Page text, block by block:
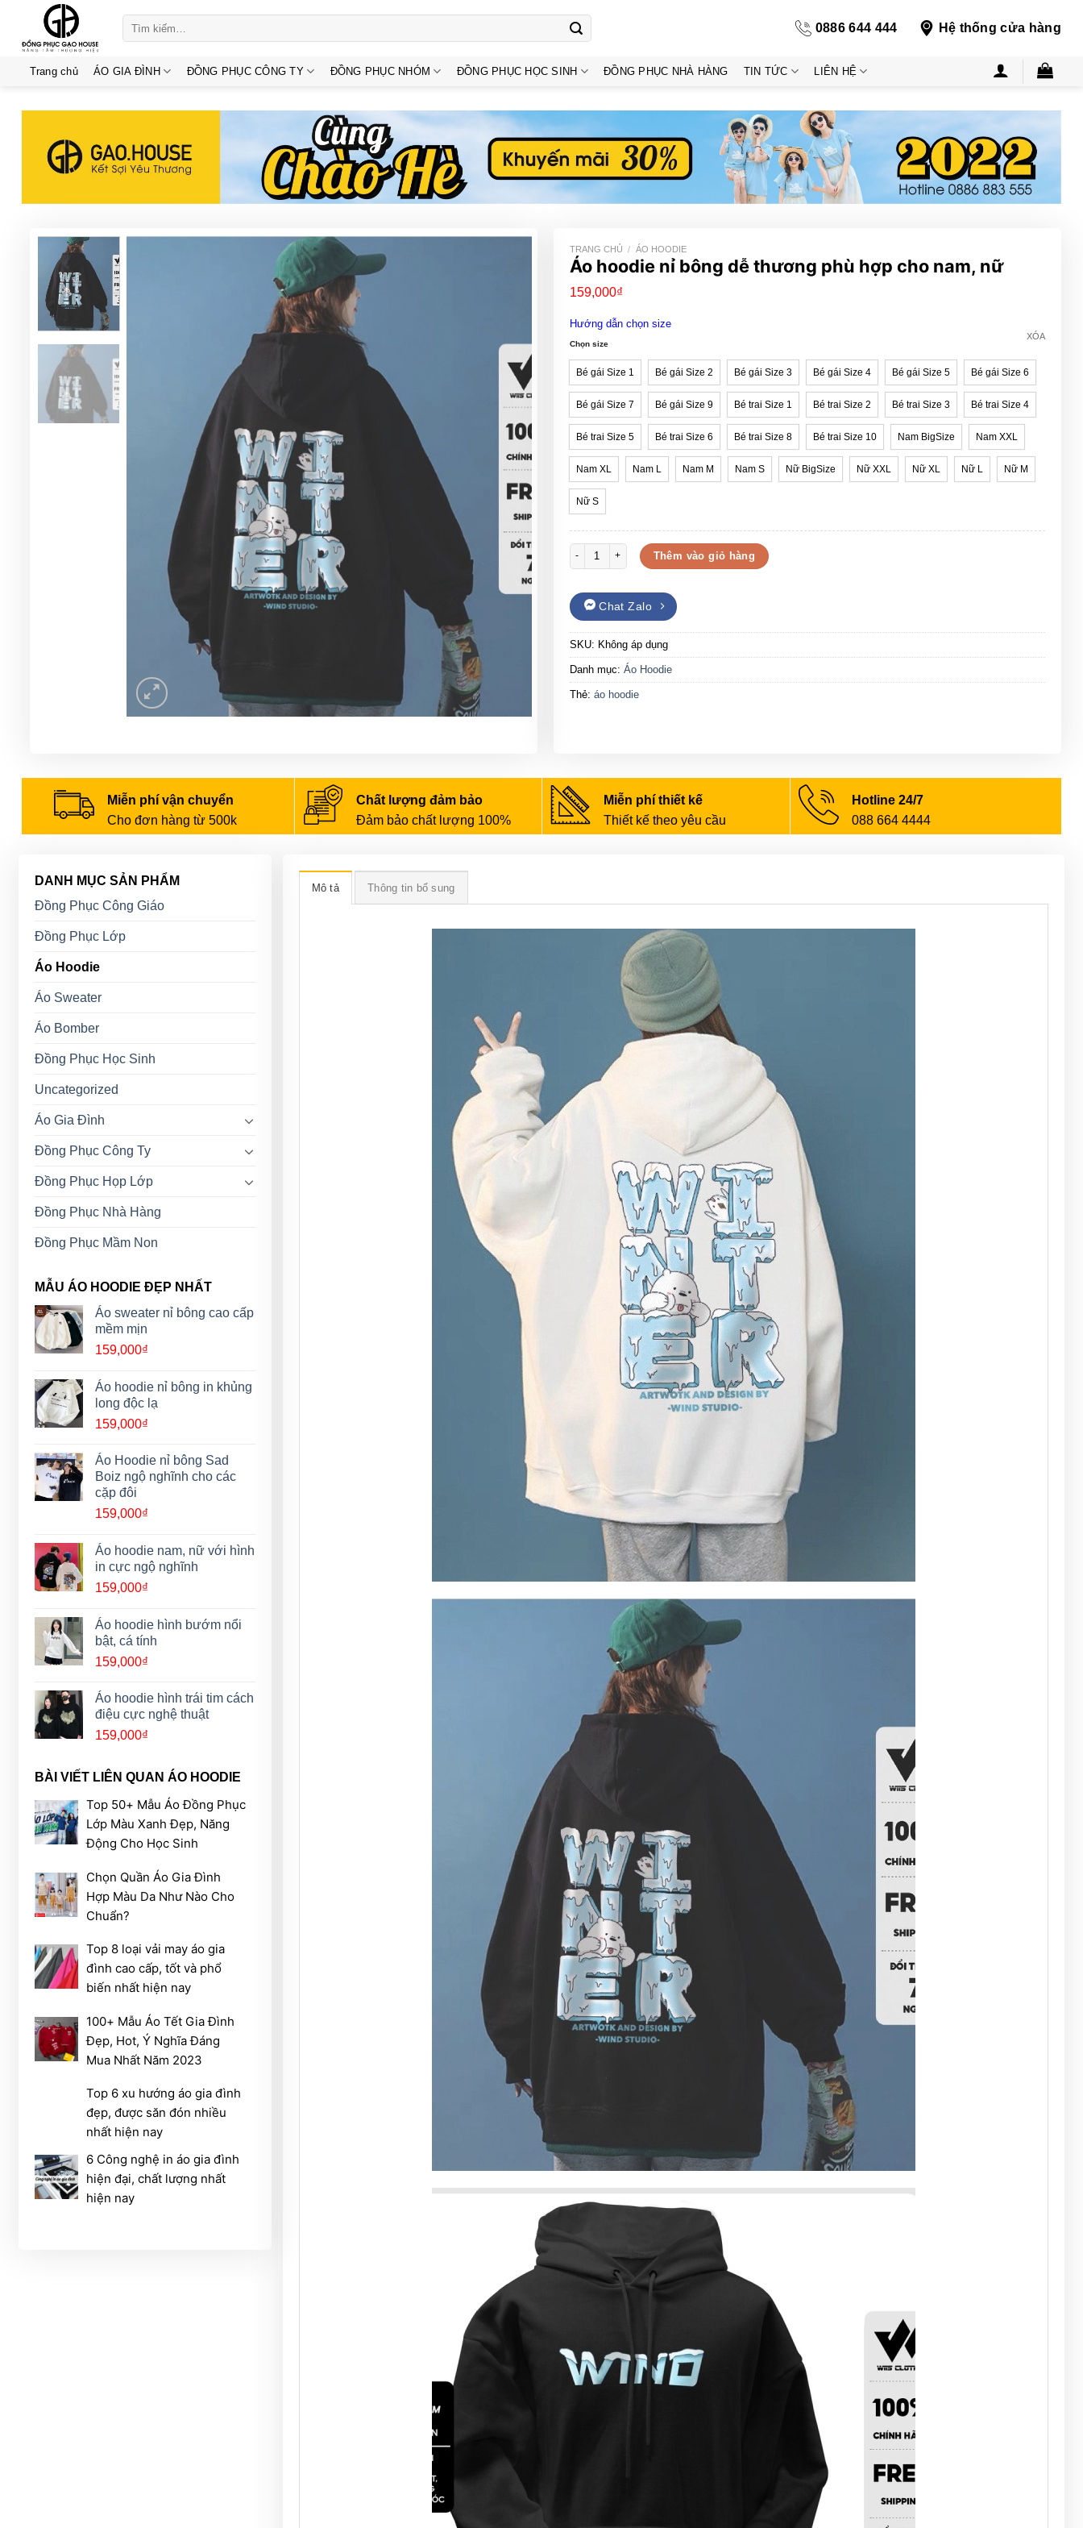
content
0886 644 444 Hệ thống cửa hàng
Trang chủ ÁO GIA ĐÌNH ĐỒNG PHỤC CÔNG TY ĐỒNG PHỤC NHÓM ĐỒNG PHỤC HỌC SINH ĐỒNG PHỤC NHÀ HÀNG TIN TỨC LIÊN HỆ
TRANG CHỦ / ÁO HOODIE
Áo hoodie nỉ bông dễ thương phù hợp cho nam, nữ
159,000₫
Hướng dẫn chọn size
Chọn size
Bé gái Size 1 Bé gái Size 2 Bé gái Size 3 Bé gái Size 4 Bé gái Size 5 Bé gái Size 6
Bé gái Size 7 Bé gái Size 9 Bé trai Size 1 Bé trai Size 2 Bé trai Size 3 Bé trai Size 4
Bé trai Size 5 Bé trai Size 6 Bé trai Size 8 Bé trai Size 10 Nam BigSize Nam XXL
Nam XL Nam L Nam M Nam S Nữ BigSize Nữ XXL Nữ XL Nữ L Nữ M
Nữ S
XÓA
Áo hoodie nỉ bông dễ thương phù hợp cho nam, nữ số lượng
Thêm vào giỏ hàng
Chat Zalo
SKU: Không áp dụng
Danh mục: Áo Hoodie
Thẻ: áo hoodie
Miễn phí vận chuyển
Cho đơn hàng từ 500k
Chất lượng đảm bảo
Đảm bảo chất lượng 100%
Miễn phí thiết kế
Thiết kế theo yêu cầu
Hotline 24/7
088 664 4444
DANH MỤC SẢN PHẨM
Đồng Phục Công Giáo
Đồng Phục Lớp
Áo Hoodie
Áo Sweater
Áo Bomber
Đồng Phục Học Sinh
Uncategorized
Áo Gia Đình
Đồng Phục Công Ty
Đồng Phục Họp Lớp
Đồng Phục Nhà Hàng
Đồng Phục Mầm Non
MẪU ÁO HOODIE ĐẸP NHẤT
Áo sweater nỉ bông cao cấp
mềm mịn
159,000₫
Áo hoodie nỉ bông in khủng
long độc lạ
159,000₫
Áo Hoodie nỉ bông Sad
Boiz ngộ nghĩnh cho các
cặp đôi
159,000₫
Áo hoodie nam, nữ với hình
in cực ngộ nghĩnh
159,000₫
Áo hoodie hình bướm nổi
bật, cá tính
159,000₫
Áo hoodie hình trái tim cách
điệu cực nghệ thuật
159,000₫
BÀI VIẾT LIÊN QUAN ÁO HOODIE
Top 50+ Mẫu Áo Đồng Phục
Lớp Màu Xanh Đẹp, Năng
Động Cho Học Sinh
Chọn Quần Áo Gia Đình
Hợp Màu Da Như Nào Cho
Chuẩn?
Top 8 loại vải may áo gia
đình cao cấp, tốt và phổ
biến nhất hiện nay
100+ Mẫu Áo Tết Gia Đình
Đẹp, Hot, Ý Nghĩa Đáng
Mua Nhất Năm 2023
Top 6 xu hướng áo gia đình
đẹp, được săn đón nhiều
nhất hiện nay
6 Công nghệ in áo gia đình
hiện đại, chất lượng nhất
hiện nay
Mô tả Thông tin bổ sung